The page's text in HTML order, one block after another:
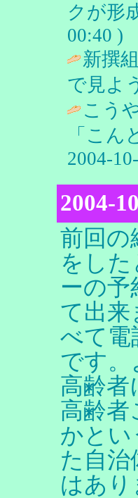
クが形
00:40 )
新撰
で見よ
こう
「こ
2004-
2004-
前回の
をし
ーの
て出来
べて電
です
高齢者
高齢者
かとい
た自
はあり